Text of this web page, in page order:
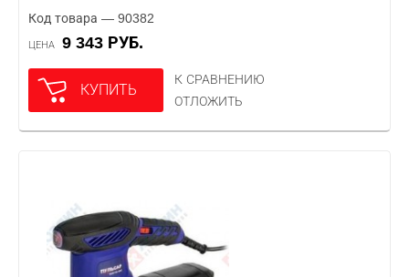
Код товара — 90382
ЦЕНА 9 343 РУБ.
КУПИТЬ
К СРАВНЕНИЮ
ОТЛОЖИТЬ